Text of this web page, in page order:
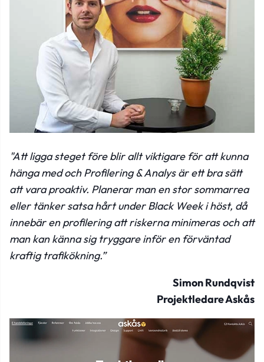
"Att ligga steget före blir allt viktigare för att kunna
hänga med och Profilering & Analys är ett bra sätt
att vara proaktiv. Planerar man en stor sommarrea
eller tänker satsa hårt under Black Week i höst, då
innebär en profilering att riskerna minimeras och att
man kan känna sig tryggare inför en förväntad
kraftig trafikökning.”
Simon Rundqvist
Projektledare Askås